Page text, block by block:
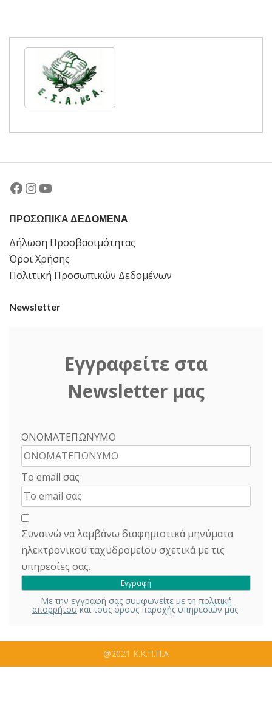
Facebook
Instagram
YouTube
ΠΡΟΣΩΠΙΚΑ ΔΕΔΟΜΕΝΑ
Δήλωση Προσβασιμότητας
Όροι Χρήσης
Πολιτική Προσωπικών Δεδομένων
Newsletter
Εγγραφείτε στα
Newsletter μας
ΟΝΟΜΑΤΕΠΩΝΥΜΟ
Το email σας
Συναινώ να λαμβάνω διαφημιστικά μηνύματα
ηλεκτρονικού ταχυδρομείου σχετικά με τις
υπηρεσίες σας.
Με την εγγραφή σας συμφωνείτε με τη πολιτική
απορρήτουκαι τους όρους παροχής υπηρεσιών μας.
@2021 Κ.Κ.Π.Π.Α